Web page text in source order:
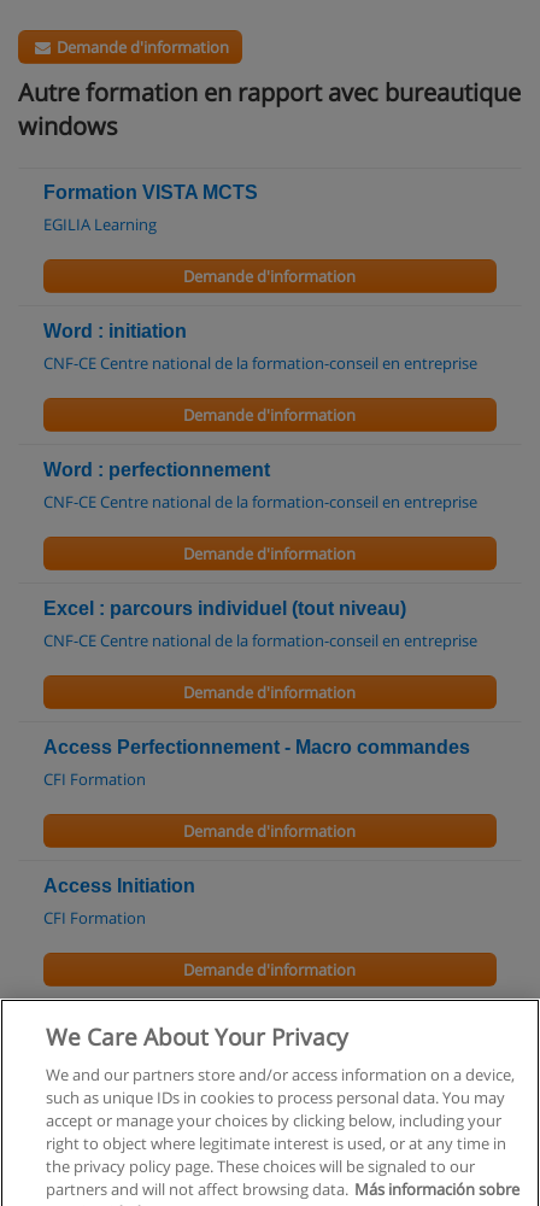
Demande d'information
Autre formation en rapport avec bureautique
windows
Formation VISTA MCTS
EGILIA Learning
Demande d'information
Word : initiation
CNF-CE Centre national de la formation-conseil en entreprise
Demande d'information
Word : perfectionnement
CNF-CE Centre national de la formation-conseil en entreprise
Demande d'information
Excel : parcours individuel (tout niveau)
CNF-CE Centre national de la formation-conseil en entreprise
Demande d'information
Access Perfectionnement - Macro commandes
CFI Formation
Demande d'information
Access Initiation
CFI Formation
Demande d'information
EXCEL 2007 Fonctions avancées
Demande d'information
We Care About Your Privacy
We and our partners store and/or access information on a device,
such as unique IDs in cookies to process personal data. You may
accept or manage your choices by clicking below, including your
right to object where legitimate interest is used, or at any time in
the privacy policy page. These choices will be signaled to our
partners and will not affect browsing data. Más información sobre